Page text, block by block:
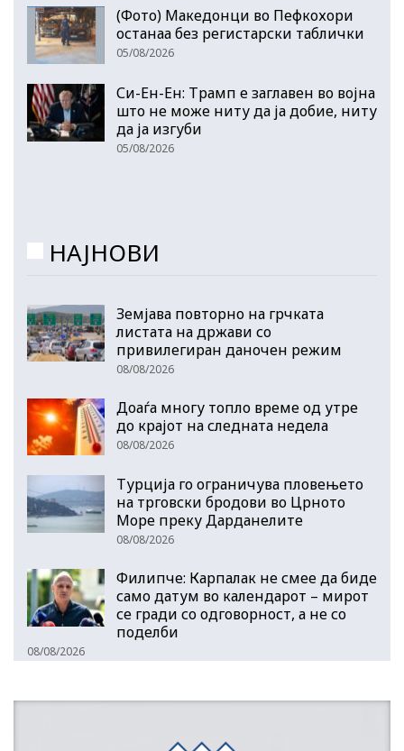
(Фото) Македонци во Пефкохори
останаа без регистарски таблички
05/08/2026
Си-Ен-Ен: Трамп е заглавен во војна
што не може ниту да ја добие, ниту
да ја изгуби
05/08/2026
НАЈНОВИ
Земјава повторно на грчката
листата на држави со
привилегиран даночен режим
08/08/2026
Доаѓа многу топло време од утре
до крајот на следната недела
08/08/2026
Турција го ограничува пловењето
на трговски бродови во Црното
Море преку Дарданелите
08/08/2026
Филипче: Карпалак не смее да биде
само датум во календарот – мирот
се гради со одговорност, а не со
поделби
08/08/2026